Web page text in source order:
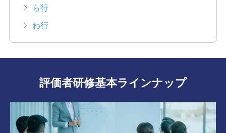
ら行
わ行
評価者研修基本ラインナップ